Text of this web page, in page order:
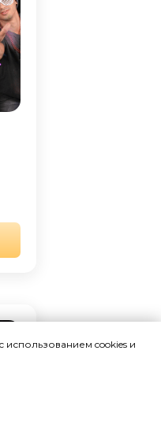
использованием cookies и